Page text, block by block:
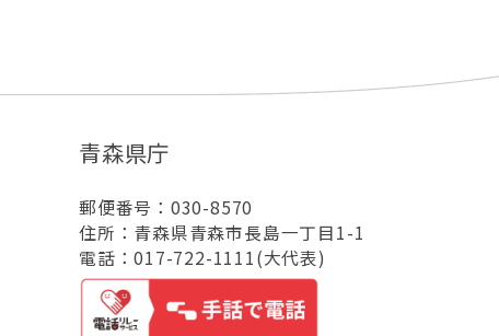
青森県庁
郵便番号：030-8570
住所：青森県青森市長島一丁目1-1
電話：017-722-1111(大代表)